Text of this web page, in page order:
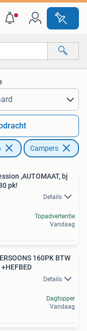
Campers
,AUTOMAAT, bj
pk!
Details
Topadvertentie
Vandaag
160PK BTW
Details
Dagtopper
Vandaag